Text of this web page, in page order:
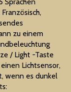
Sprachen
zu einem
/ Light -Taste
Lichtsensor,
wenn es dunkel